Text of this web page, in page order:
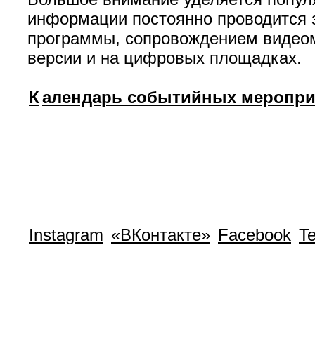
информации постоянно проводится
программы, сопровождением
версии и на цифровых площадках.
Календарь событийных
Instagram «ВКонтакте» Facebook